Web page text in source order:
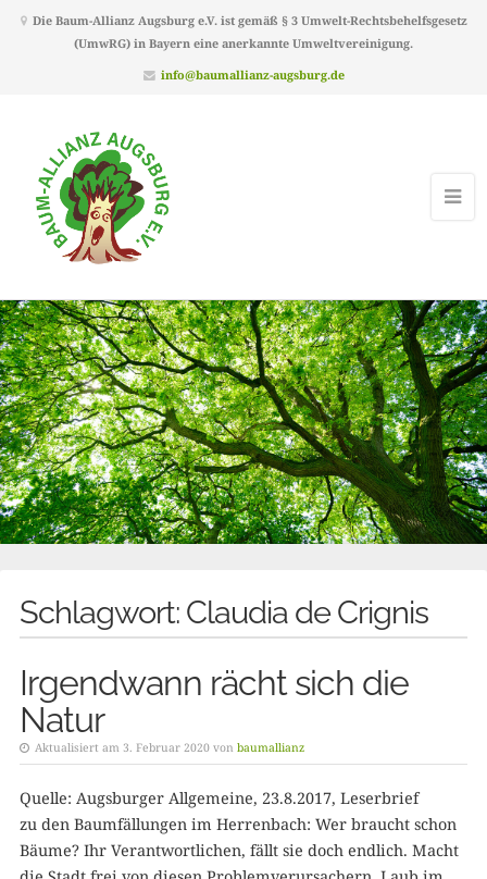
Die Baum-Allianz Augsburg e.V. ist gemäß § 3 Umwelt-Rechtsbehelfsgesetz
(UmwRG) in Bayern eine anerkannte Umweltvereinigung.
info@baumallianz-augsburg.de
Schlagwort: Claudia de Crignis
Irgendwann rächt sich die
Natur
Aktualisiert am 3. Februar 2020 von baumallianz
Quelle: Augsburger Allgemeine, 23.8.2017, Leserbrief
zu den Baumfällungen im Herrenbach: Wer braucht schon
Bäume? Ihr Verantwortlichen, fällt sie doch endlich. Macht